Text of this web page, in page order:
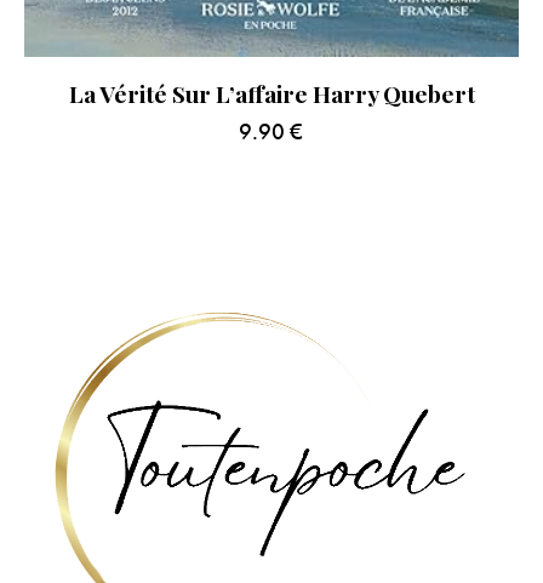
La Vérité Sur L’affaire Harry Quebert
9.90 €